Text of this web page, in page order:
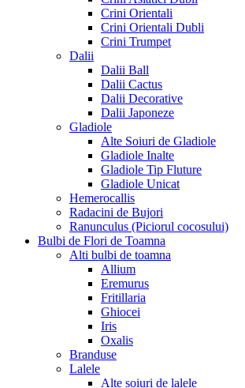
Crini Orientali
Crini Orientali Dubli
Crini Trumpet
Dalii
Dalii Ball
Dalii Cactus
Dalii Decorative
Dalii Japoneze
Gladiole
Alte Soiuri de Gladiole
Gladiole Inalte
Gladiole Tip Fluture
Gladiole Unicat
Hemerocallis
Radacini de Bujori
Ranunculus (Piciorul cocosului)
Bulbi de Flori de Toamna
Alti bulbi de toamna
Allium
Eremurus
Fritillaria
Ghiocei
Iris
Oxalis
Branduse
Lalele
Alte soiuri de lalele